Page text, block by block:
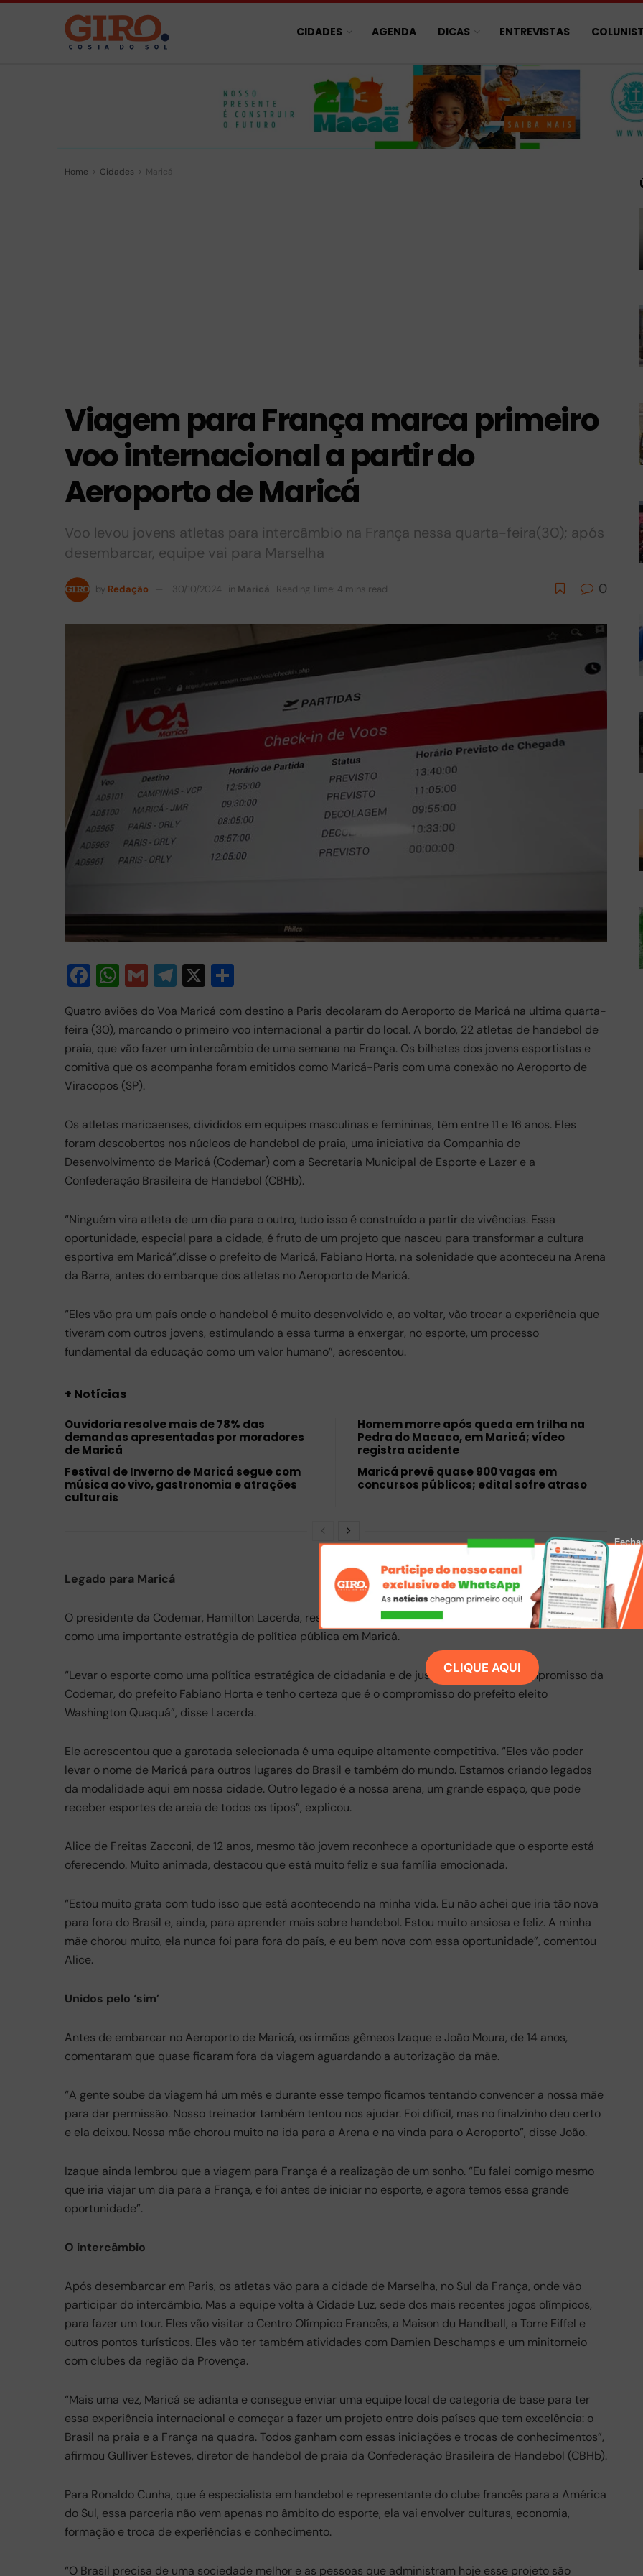
CIDADES AGENDA DICAS ENTREVISTAS
Home Cidades Maricá
Viagem para França marca primeiro
voo internacional a partir do
Aeroporto de Maricá
Voo levou jovens atletas para intercâmbio na França nessa quarta-feira(30); após
desembarcar, equipe vai para Marselha
by Redação 30/10/2024 in Maricá Reading Time: 4 mins read 0
F
c
e
b
o
o
k
W
at
s
A
p
G
ail
T
e
gr
a
X S
ar
e
Quatro aviões do Voa Maricá com destino a Paris decolaram do Aeroporto de Maricá na ultima quarta-
feira (30), marcando o primeiro voo internacional a partir do local. A bordo, 22 atletas de handebol de
praia, que vão fazer um intercâmbio de uma semana na França. Os bilhetes dos jovens esportistas e
comitiva que os acompanha foram emitidos como Maricá-Paris com uma conexão no Aeroporto de
Viracopos (SP).
Os atletas maricaenses, divididos em equipes masculinas e femininas, têm entre 11 e 16 anos. Eles
foram descobertos nos núcleos de handebol de praia, uma iniciativa da Companhia de
Desenvolvimento de Maricá (Codemar) com a Secretaria Municipal de Esporte e Lazer e a
Confederação Brasileira de Handebol (CBHb).
“Ninguém vira atleta de um dia para o outro, tudo isso é construído a partir de vivências. Essa
oportunidade, especial para a cidade, é fruto de um projeto que nasceu para transformar a cultura
esportiva em Maricá”,disse o prefeito de Maricá, Fabiano Horta, na solenidade que aconteceu na Arena
da Barra, antes do embarque dos atletas no Aeroporto de Maricá.
“Eles vão pra um país onde o handebol é muito desenvolvido e, ao voltar, vão trocar a experiência que
tiveram com outros jovens, estimulando a essa turma a enxergar, no esporte, um processo
fundamental da educação como um valor humano”, acrescentou.
+ Notícias
Ouvidoria resolve mais de 78% das
demandas apresentadas por moradores
de Maricá
Festival de Inverno de Maricá segue com
música ao vivo, gastronomia e atrações
culturais
Homem morre após queda em trilha na
Pedra do Macaco, em Maricá; vídeo
registra acidente
Maricá prevê quase 900 vagas em
concursos públicos; edital sofre atraso
Legado para Maricá
O presidente da Codemar, Hamilton Lacerda, ressaltou que o intercâmbio é resultado do esporte
como uma importante estratégia de política pública em Maricá.
“Levar o esporte como uma política estratégica de cidadania e de justiça social é um compromisso da
Codemar, do prefeito Fabiano Horta e tenho certeza que é o compromisso do prefeito eleito
Washington Quaquá”, disse Lacerda.
Ele acrescentou que a garotada selecionada é uma equipe altamente competitiva. “Eles vão poder
levar o nome de Maricá para outros lugares do Brasil e também do mundo. Estamos criando legados
da modalidade aqui em nossa cidade. Outro legado é a nossa arena, um grande espaço, que pode
receber esportes de areia de todos os tipos”, explicou.
Alice de Freitas Zacconi, de 12 anos, mesmo tão jovem reconhece a oportunidade que o esporte está
oferecendo. Muito animada, destacou que está muito feliz e sua família emocionada.
“Estou muito grata com tudo isso que está acontecendo na minha vida. Eu não achei que iria tão nova
para fora do Brasil e, ainda, para aprender mais sobre handebol. Estou muito ansiosa e feliz. A minha
mãe chorou muito, ela nunca foi para fora do país, e eu bem nova com essa oportunidade”, comentou
Alice.
Unidos pelo ‘sim’
Antes de embarcar no Aeroporto de Maricá, os irmãos gêmeos Izaque e João Moura, de 14 anos,
comentaram que quase ficaram fora da viagem aguardando a autorização da mãe.
“A gente soube da viagem há um mês e durante esse tempo ficamos tentando convencer a nossa mãe
para dar permissão. Nosso treinador também tentou nos ajudar. Foi difícil, mas no finalzinho deu certo
e ela deixou. Nossa mãe chorou muito na ida para a Arena e na vinda para o Aeroporto”, disse João.
Izaque ainda lembrou que a viagem para França é a realização de um sonho. “Eu falei comigo mesmo
que iria viajar um dia para a França, e foi antes de iniciar no esporte, e agora temos essa grande
oportunidade”.
O intercâmbio
Após desembarcar em Paris, os atletas vão para a cidade de Marselha, no Sul da França, onde vão
participar do intercâmbio. Mas a equipe volta à Cidade Luz, sede dos mais recentes jogos olímpicos,
para fazer um tour. Eles vão visitar o Centro Olímpico Francês, a Maison du Handball, a Torre Eiffel e
outros pontos turísticos. Eles vão ter também atividades com Damien Deschamps e um minitorneio
com clubes da região da Provença.
“Mais uma vez, Maricá se adianta e consegue enviar uma equipe local de categoria de base para ter
essa experiência internacional e começar a fazer um projeto entre dois países que tem excelência: o
Brasil na praia e a França na quadra. Todos ganham com essas iniciações e trocas de conhecimentos”,
afirmou Gulliver Esteves, diretor de handebol de praia da Confederação Brasileira de Handebol (CBHb).
Para Ronaldo Cunha, que é especialista em handebol e representante do clube francês para a América
do Sul, essa parceria não vem apenas no âmbito do esporte, ela vai envolver culturas, economia,
formação e troca de experiências e conhecimento.
“O Brasil precisa de uma sociedade melhor e as pessoas que administram hoje esse projeto são
CLIQUE AQUI